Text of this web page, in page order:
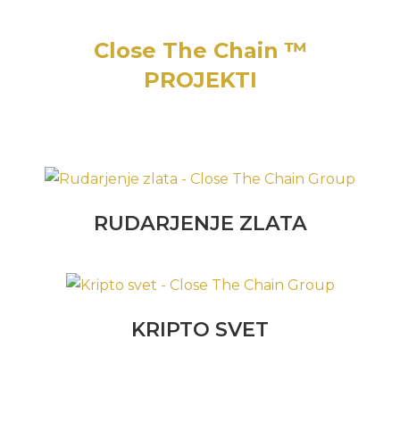
Close The Chain ™
PROJEKTI
RUDARJENJE ZLATA
KRIPTO SVET